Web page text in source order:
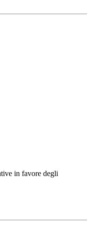
in favore degli